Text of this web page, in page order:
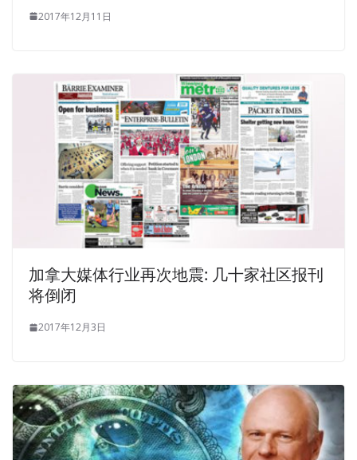
2017年12月11日
加拿大媒体行业再次地震: 几十家社区报刊
将倒闭
2017年12月3日